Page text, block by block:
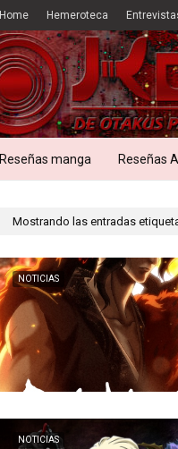
Home Hemeroteca
Reseñas manga Reseñas
Mostrando las entradas
NOTICIAS
NOTICIAS